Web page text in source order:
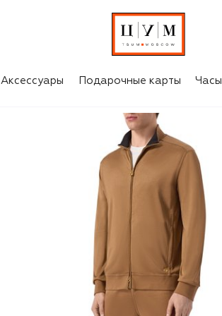
Аксессуары Подарочные карты Часы